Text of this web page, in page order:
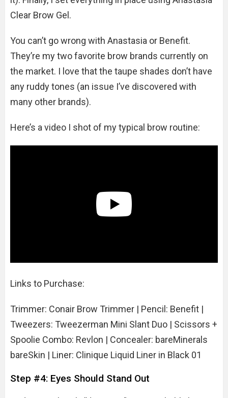
Clear Brow Gel.
You can’t go wrong with Anastasia or Benefit.
They’re my two favorite brow brands currently on
the market. I love that the taupe shades don’t have
any ruddy tones (an issue I’ve discovered with
many other brands).
Here’s a video I shot of my typical brow routine:
Links to Purchase:
Trimmer: Conair Brow Trimmer | Pencil: Benefit |
Tweezers: Tweezerman Mini Slant Duo | Scissors +
Spoolie Combo: Revlon | Concealer: bareMinerals
bareSkin | Liner: Clinique Liquid Liner in Black 01
Step #4: Eyes Should Stand Out